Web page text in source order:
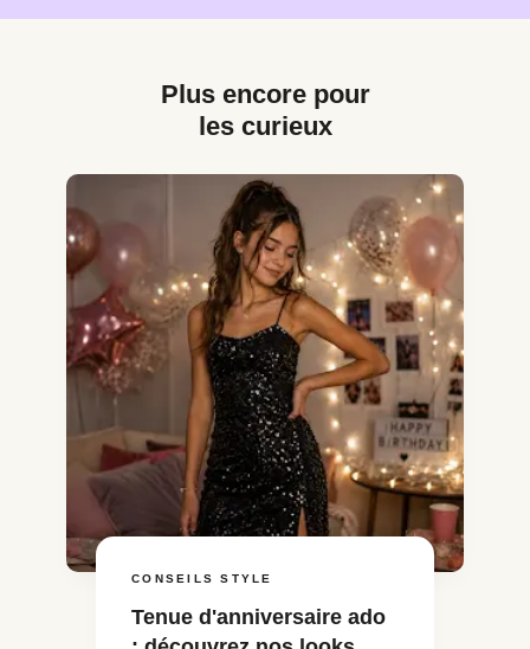
Plus encore pour
les curieux
CONSEILS STYLE
Tenue d'anniversaire ado